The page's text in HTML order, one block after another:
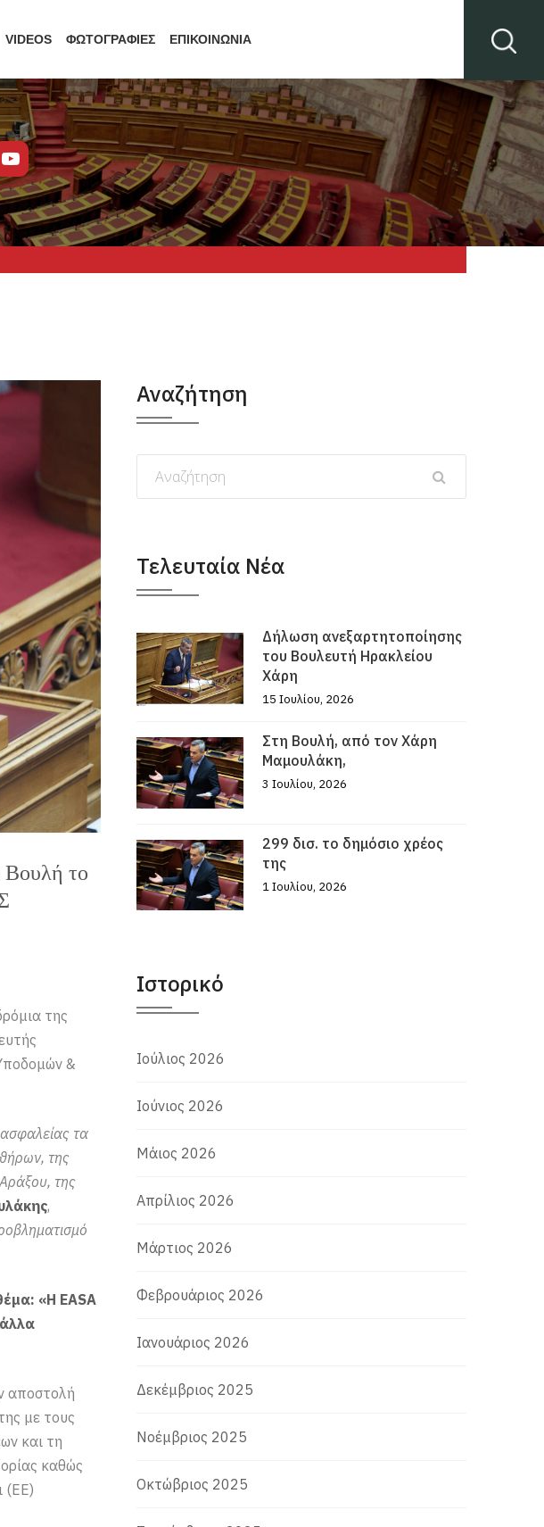
VIDEOS ΦΩΤΟΓΡΑΦΙΕΣ ΕΠΙΚΟΙΝΩΝΙΑ
Βουλή το
της
&
τα
της
της
,
«Η EASA
αποστολή
με τους
και τη
καθώς
(ΕΕ)
Αναζήτηση
Τελευταία Νέα
Δήλωση ανεξαρτητοποίησης
του Βουλευτή Ηρακλείου
Χάρη
15 Ιουλίου, 2026
Στη Βουλή, από τον Χάρη
Μαμουλάκη,
3 Ιουλίου, 2026
299 δισ. το δημόσιο χρέος
της
1 Ιουλίου, 2026
Ιστορικό
Ιούλιος 2026
Ιούνιος 2026
Μάιος 2026
Απρίλιος 2026
Μάρτιος 2026
Φεβρουάριος 2026
Ιανουάριος 2026
Δεκέμβριος 2025
Νοέμβριος 2025
Οκτώβριος 2025